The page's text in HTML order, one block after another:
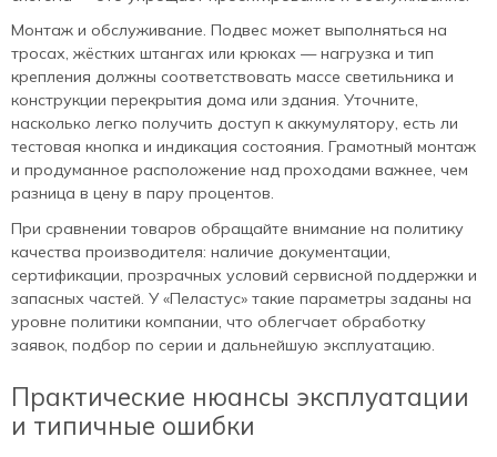
Монтаж и обслуживание. Подвес может выполняться на
тросах, жёстких штангах или крюках — нагрузка и тип
крепления должны соответствовать массе светильника и
конструкции перекрытия дома или здания. Уточните,
насколько легко получить доступ к аккумулятору, есть ли
тестовая кнопка и индикация состояния. Грамотный монтаж
и продуманное расположение над проходами важнее, чем
разница в цену в пару процентов.
При сравнении товаров обращайте внимание на политику
качества производителя: наличие документации,
сертификации, прозрачных условий сервисной поддержки и
запасных частей. У «Пеластус» такие параметры заданы на
уровне политики компании, что облегчает обработку
заявок, подбор по серии и дальнейшую эксплуатацию.
Практические нюансы эксплуатации
и типичные ошибки